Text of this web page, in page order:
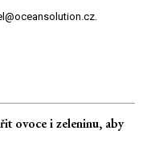
ovoce i zeleninu, aby